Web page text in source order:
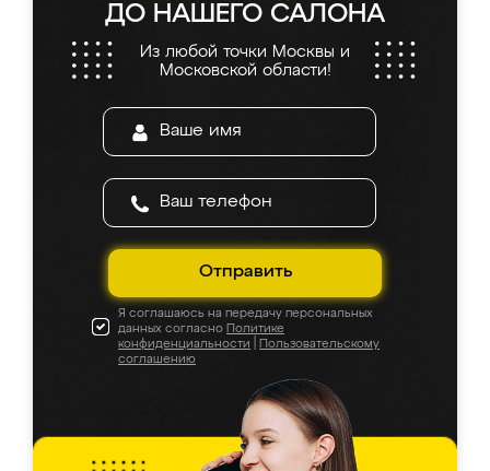
ДО НАШЕГО САЛОНА
Из любой точки Москвы и
Московской области!
Отправить
Я соглашаюсь на передачу персональных
данных согласно Политике
конфиденциальности
Пользовательскому
соглашению